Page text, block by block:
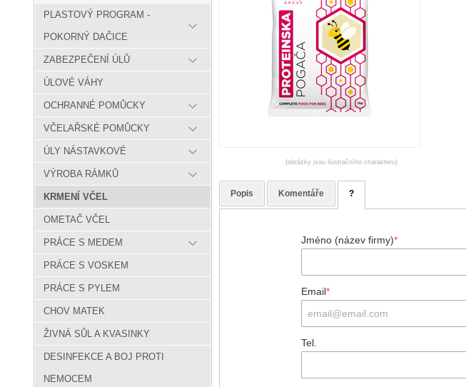
PLASTOVÝ PROGRAM -
POKORNÝ DAČICE
ZABEZPEČENÍ ÚLŮ
ÚLOVÉ VÁHY
OCHRANNÉ POMŮCKY
VČELAŘSKÉ POMŮCKY
ÚLY NÁSTAVKOVÉ
VÝROBA RÁMKŮ
KRMENÍ VČEL
OMETAČ VČEL
PRÁCE S MEDEM
PRÁCE S VOSKEM
PRÁCE S PYLEM
CHOV MATEK
ŽIVNÁ SŮL A KVASINKY
DESINFEKCE A BOJ PROTI
NEMOCEM
(obrázky jsou ilustračního charakteru)
Popis Komentáře ?
Jméno (název firmy)*
Email*
Tel.